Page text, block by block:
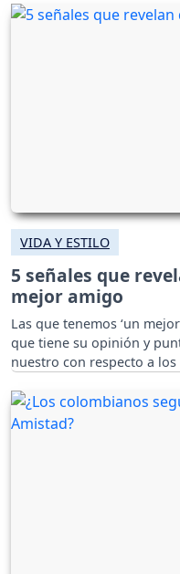
VIDA Y ESTILO
5 señales que
mejor amigo
Las que tenemos ‘un
que tiene su opinión y
nuestro con respecto a